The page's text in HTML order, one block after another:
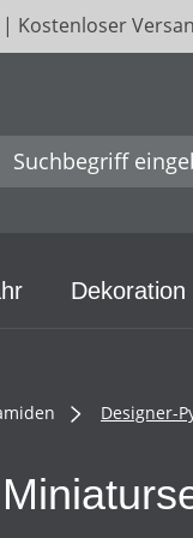
Kostenloser
Dekoration
Designer-